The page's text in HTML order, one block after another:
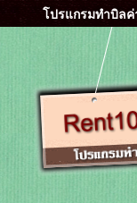
โปรแกรมทำบิลค่